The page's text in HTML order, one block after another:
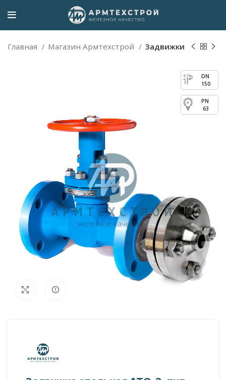
Главная Магазин Армтехстрой Задвижки
150
63
Увеличить